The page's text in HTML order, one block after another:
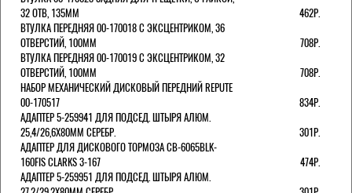
32 ОТВ, 135ММ
462Р.
ВТУЛКА ПЕРЕДНЯЯ 00-170018 С ЭКСЦЕНТРИКОМ, 36
ОТВЕРСТИЙ, 100ММ
708Р.
ВТУЛКА ПЕРЕДНЯЯ 00-170019 С ЭКСЦЕНТРИКОМ, 32
ОТВЕРСТИЙ, 100ММ
708Р.
НАБОР МЕХАНИЧЕСКИЙ ДИСКОВЫЙ ПЕРЕДНИЙ REPUTE
00-170517
834Р.
АДАПТЕР 5-259941 ДЛЯ ПОДСЕД. ШТЫРЯ АЛЮМ.
25,4/26,6Х80ММ СЕРЕБР.
301Р.
АДАПТЕР ДЛЯ ДИСКОВОГО ТОРМОЗА CB-6065BLK-
160FIS CLARKS 3-167
474Р.
АДАПТЕР 5-259951 ДЛЯ ПОДСЕД. ШТЫРЯ АЛЮМ.